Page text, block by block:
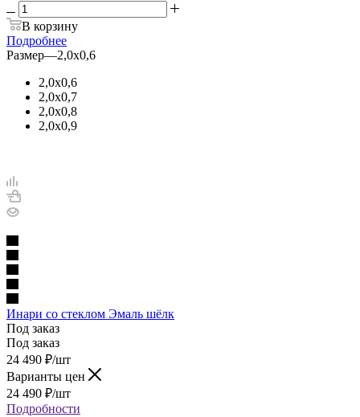
В корзину
Подробнее
Размер—2,0х0,6
2,0х0,6
2,0х0,7
2,0х0,8
2,0х0,9
Инари со стеклом Эмаль шёлк
Под заказ
Под заказ
24 490 ₽/шт
Варианты цен
24 490 ₽/шт
Подробности